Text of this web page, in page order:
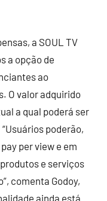
a SOUL TV
a opção de
ao
O valor adquirido
a qual poderá ser
poderão,
per view e em
e serviços
comenta Godoy,
ainda está